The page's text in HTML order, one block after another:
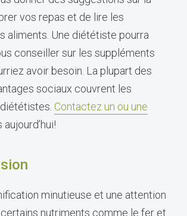
vos repas et de lire les
aliments. Une diététiste pourra
conseiller sur les suppléments
avoir besoin. La plupart des
sociaux couvrent les
Contactez un ou une
aujourd’hui!
minutieuse et une attention
nutriments comme le fer et